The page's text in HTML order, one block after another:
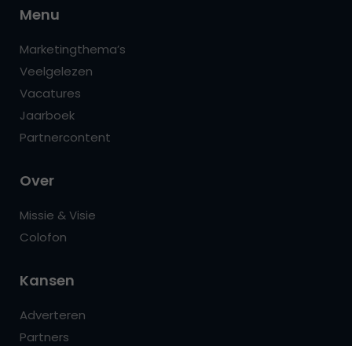
Menu
Marketingthema’s
Veelgelezen
Vacatures
Jaarboek
Partnercontent
Over
Missie & Visie
Colofon
Kansen
Adverteren
Partners